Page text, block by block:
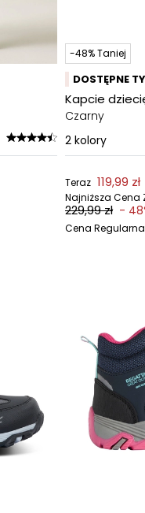
-48% Taniej
DOSTĘPNE
Kapcie
Czarny
2 kolory
Teraz 119,99 zł
Najniższa Cena
229,99 zł -
Cena Regularna